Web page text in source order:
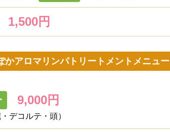
1,500円
かアロマリンパトリートメントメニュー
9,000円
デコルテ・頭）